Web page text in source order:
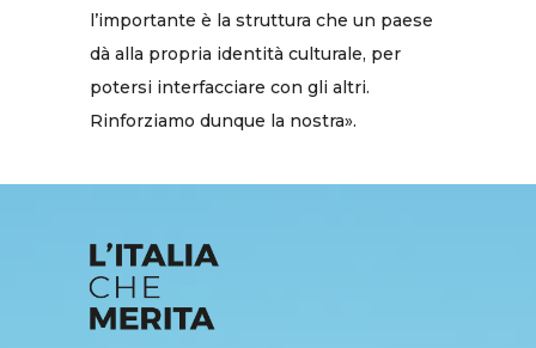
l’importante è la struttura che un paese
dà alla propria identità culturale, per
potersi interfacciare con gli altri.
Rinforziamo dunque la nostra».